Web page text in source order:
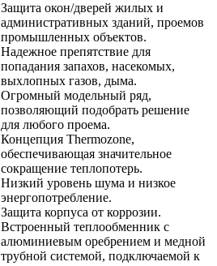
Защита окон/дверей жилых и
административных зданий, проемов
промышленных объектов.
Надежное препятствие для
попадания запахов, насекомых,
выхлопных газов, дыма.
Огромный модельный ряд,
позволяющий подобрать решение
для любого проема.
Концепция Thermozone,
обеспечивающая значительное
сокращение теплопотерь.
Низкий уровень шума и низкое
энергопотребление.
Защита корпуса от коррозии.
Встроенный теплообменник с
алюминиевым оребрением и медной
трубной системой, подключаемой к